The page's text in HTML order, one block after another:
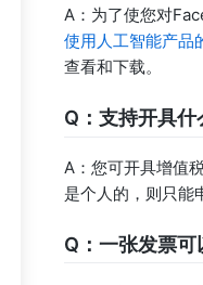
A：为了使您对
使用人工智能产品
查看和下载。
Q：支持开具
A：您可开具增值
是个人的，则只能
Q：一张发票